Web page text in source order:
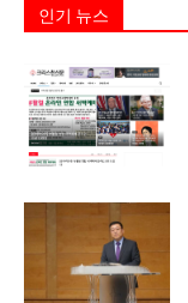
인기 뉴스